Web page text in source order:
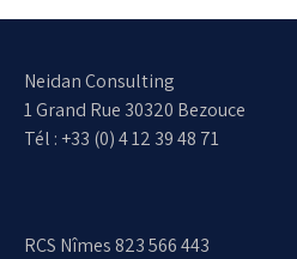
Neidan Consulting
1 Grand Rue 30320 Bezouce
Tél : +33 (0) 4 12 39 48 71
RCS Nîmes 823 566 443